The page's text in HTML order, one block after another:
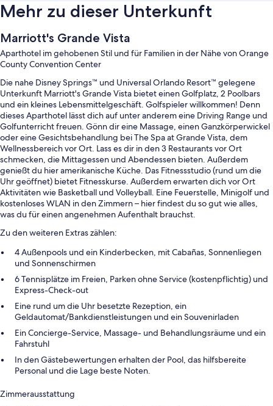
Mehr zu dieser Unterkunft
Marriott's Grande Vista
Aparthotel im gehobenen Stil und für Familien in der Nähe von Orange
County Convention Center
Die nahe Disney Springs™ und Universal Orlando Resort™ gelegene
Unterkunft Marriott's Grande Vista bietet einen Golfplatz, 2 Poolbars
und ein kleines Lebensmittelgeschäft. Golfspieler willkommen! Denn
dieses Aparthotel lässt dich auf unter anderem eine Driving Range und
Golfunterricht freuen. Gönn dir eine Massage, einen Ganzkörperwickel
oder eine Gesichtsbehandlung bei The Spa at Grande Vista, dem
Wellnessbereich vor Ort. Lass es dir in den 3 Restaurants vor Ort
schmecken, die Mittagessen und Abendessen bieten. Außerdem
genießt du hier amerikanische Küche. Das Fitnessstudio (rund um die
Uhr geöffnet) bietet Fitnesskurse. Außerdem erwarten dich vor Ort
Aktivitäten wie Basketball und Volleyball. Eine Feuerstelle, Minigolf und
kostenloses WLAN in den Zimmern – hier findest du so gut wie alles,
was du für einen angenehmen Aufenthalt brauchst.
Zu den weiteren Extras zählen:
4 Außenpools und ein Kinderbecken, mit Cabañas, Sonnenliegen
und Sonnenschirmen
6 Tennisplätze im Freien, Parken ohne Service (kostenpflichtig) und
Express-Check-out
Eine rund um die Uhr besetzte Rezeption, ein
Geldautomat/Bankdienstleistungen und ein Souvenirladen
Ein Concierge-Service, Massage- und Behandlungsräume und ein
Fahrstuhl
In den Gästebewertungen erhalten der Pool, das hilfsbereite
Personal und die Lage beste Noten.
Zimmerausstattung